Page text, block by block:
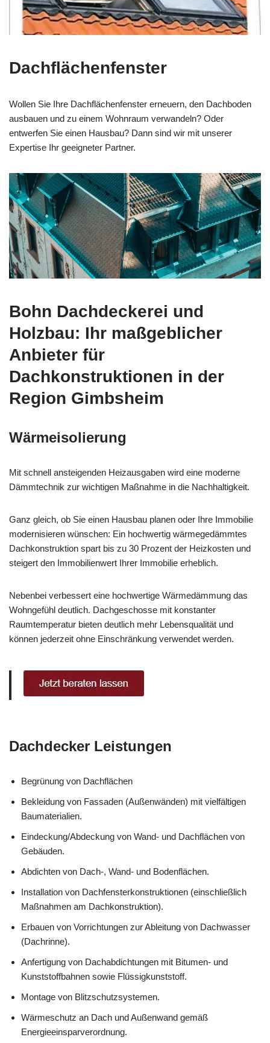
Dachflächenfenster
Wollen Sie Ihre Dachflächenfenster erneuern, den Dachboden
ausbauen und zu einem Wohnraum verwandeln? Oder
entwerfen Sie einen Hausbau? Dann sind wir mit unserer
Expertise Ihr geeigneter Partner.
Bohn Dachdeckerei und
Holzbau: Ihr maßgeblicher
Anbieter für
Dachkonstruktionen in der
Region Gimbsheim
Wärmeisolierung
Mit schnell ansteigenden Heizausgaben wird eine moderne
Dämmtechnik zur wichtigen Maßnahme in die Nachhaltigkeit.
Ganz gleich, ob Sie einen Hausbau planen oder Ihre Immobilie
modernisieren wünschen: Ein hochwertig wärmegedämmtes
Dachkonstruktion spart bis zu 30 Prozent der Heizkosten und
steigert den Immobilienwert Ihrer Immobilie erheblich.
Nebenbei verbessert eine hochwertige Wärmedämmung das
Wohngefühl deutlich. Dachgeschosse mit konstanter
Raumtemperatur bieten deutlich mehr Lebensqualität und
können jederzeit ohne Einschränkung verwendet werden.
Dachdecker Leistungen
Begrünung von Dachflächen
Bekleidung von Fassaden (Außenwänden) mit vielfältigen
Baumaterialien.
Eindeckung/Abdeckung von Wand- und Dachflächen von
Gebäuden.
Abdichten von Dach-, Wand- und Bodenflächen.
Installation von Dachfensterkonstruktionen (einschließlich
Maßnahmen am Dachkonstruktion).
Erbauen von Vorrichtungen zur Ableitung von Dachwasser
(Dachrinne).
Anfertigung von Dachabdichtungen mit Bitumen- und
Kunststoffbahnen sowie Flüssigkunststoff.
Montage von Blitzschutzsystemen.
Wärmeschutz an Dach und Außenwand gemäß
Energieeinsparverordnung.